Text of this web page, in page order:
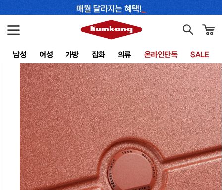
남성 여성 가방 잡화 의류 온라인단독 SALE